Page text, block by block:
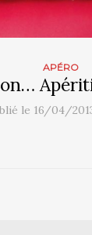
APÉRO
le 16/04/